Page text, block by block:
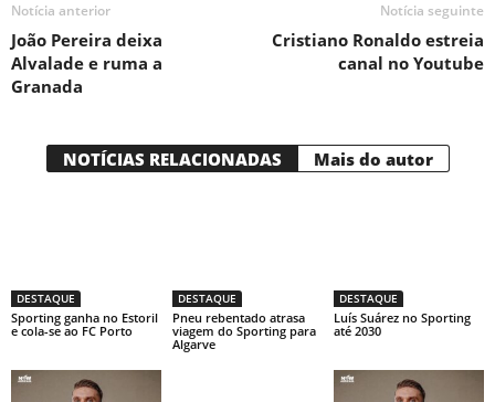
Notícia anterior
João Pereira deixa
Alvalade e ruma a
Granada
Notícia seguinte
Cristiano Ronaldo estreia
canal no Youtube
NOTÍCIAS RELACIONADAS Mais do autor
DESTAQUE
Sporting ganha no Estoril
e cola-se ao FC Porto
DESTAQUE
Pneu rebentado atrasa
viagem do Sporting para
Algarve
DESTAQUE
Luís Suárez no Sporting
até 2030